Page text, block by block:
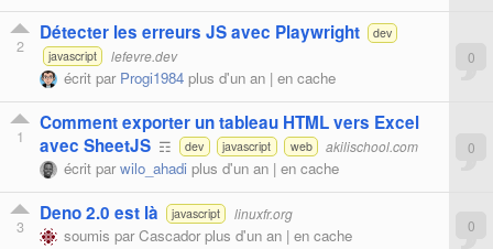
2
Détecter les erreurs JS avec Playwright
dev
javascript
lefevre.dev
écrit par Progi1984 plus d'un an | en cache
0
1
Comment exporter un tableau HTML vers Excel
avec SheetJS ☶ dev javascript web akilischool.com
écrit parwilo_ahadi plus d'un an | en cache
0
3
Deno 2.0 est là javascript linuxfr.org
soumis parCascadorplus d'un an | en cache 0